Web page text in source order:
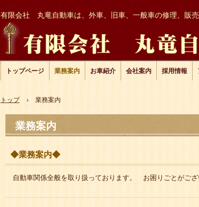
有限会社 丸竜自動車は、外車、旧車、一般車の修理、販売
トップページ 業務案内 お車紹介 会社案内 採用情報
トップ › 業務案内
業務案内
◆業務案内◆
自動車関係全般を取り扱っております。 お困りごとがござ